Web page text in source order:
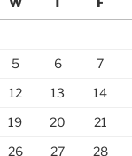
5 6 7
12 13 14
19 20 21
26 27 28